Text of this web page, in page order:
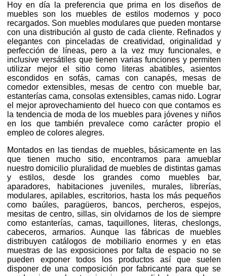
Hoy en día la preferencia que prima en los diseños de
muebles son los muebles de estilos modernos y poco
recargados. Son muebles modulares que pueden montarse
con una distribución al gusto de cada cliente. Refinados y
elegantes con pinceladas de creatividad, originalidad y
perfección de líneas, pero a la vez muy funcionales, e
inclusive versátiles que tienen varias funciones y permiten
utilizar mejor el sitio como literas abatibles, asientos
escondidos en sofás, camas con canapés, mesas de
comedor extensibles, mesas de centro con mueble bar,
estanterías cama, consolas extensibles, camas nido. Lograr
el mejor aprovechamiento del hueco con que contamos es
la tendencia de moda de los muebles para jóvenes y niños
en los que también prevalece como carácter propio el
empleo de colores alegres.
Montados en las tiendas de muebles, básicamente en las
que tienen mucho sitio, encontramos para amueblar
nuestro domicilio pluralidad de muebles de distintas gamas
y estilos, desde los grandes como muebles bar,
aparadores, habitaciones juveniles, murales, librerías,
modulares, apilables, escritorios, hasta los más pequeños
como baúles, paragüeros, bancos, percheros, espejos,
mesitas de centro, sillas, sin olvidarnos de los de siempre
como estanterías, camas, taquillones, literas, cheslongs,
cabeceros, armarios. Aunque las fábricas de muebles
distribuyen catálogos de mobiliario enormes y en etas
muestras de las exposiciones por falta de espacio no se
pueden exponer todos los productos así que suelen
disponer de una composición por fabricante para que se